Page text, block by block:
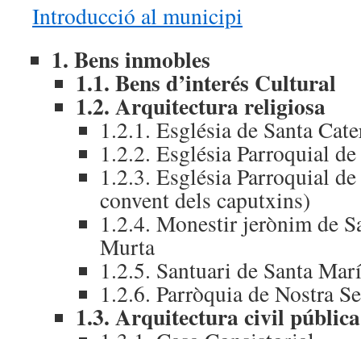
Introducció al municipi
1. Bens inmobles
1.1. Bens d’interés Cultural
1.2. Arquitectura religiosa
1.2.1. Església de Santa
1.2.2. Església Parroquial
1.2.3. Església Parroquial
convent dels caputxins)
1.2.4. Monestir jerònim de
Murta
1.2.5. Santuari de Santa
1.2.6. Parròquia de Nostra
1.3. Arquitectura civil pública